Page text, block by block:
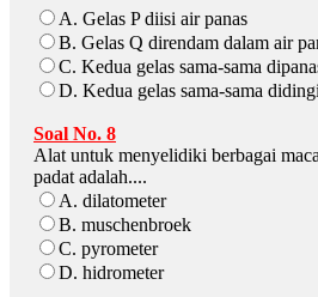
A. Gelas P diisi air panas
B. Gelas Q direndam dalam air
C. Kedua gelas sama-sama
D. Kedua gelas sama-sama
Soal No. 8
Alat untuk menyelidiki berbagai
padat adalah....
A. dilatometer
B. muschenbroek
C. pyrometer
D. hidrometer